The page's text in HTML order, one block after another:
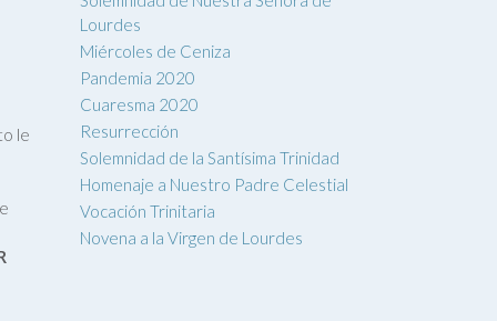
le
Lourdes
Miércoles de Ceniza
Pandemia 2020
Cuaresma 2020
Resurrección
Solemnidad de la Santísima Trinidad
Homenaje a Nuestro Padre Celestial
Vocación Trinitaria
Novena a la Virgen de Lourdes